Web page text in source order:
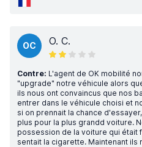
OC O. C.
Contre: L'agent de OK mobilité
"upgrade" notre véhicule alors
ils nous ont convaincus que nos
entrer dans le véhicule choisi et
si on prennait la chance
plus pour la plus grandd voiture.
possession de la voiture qui était
sentait la cigarette. Maintenant